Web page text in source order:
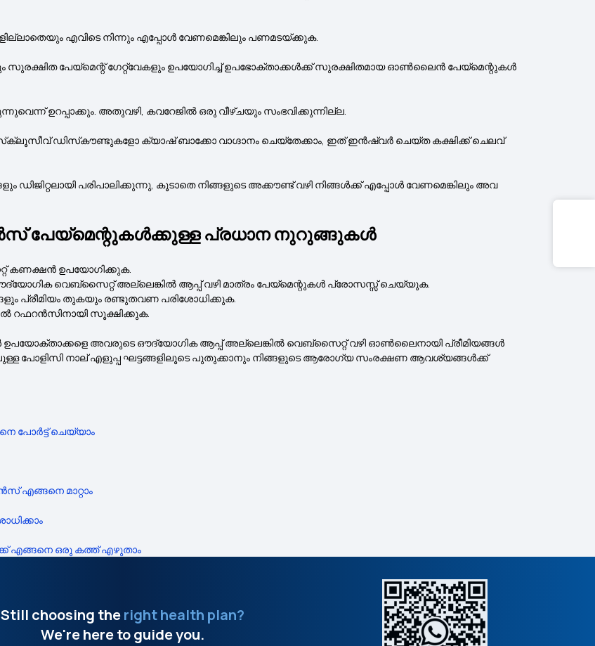
എവിടെ നിന്നും എപ്പോൾ വേണമെങ്കിലും പണമടയ്ക്കുക.
സുരക്ഷിത പേയ്‌മെന്റ് ഗേറ്റ്‌വേകളും ഉപയോഗിച്ച് ഉപഭോക്താക്കൾക്ക് സുരക്ഷിതമായ ഓൺലൈൻ പേയ്‌മെന്റുകൾ
ഉറപ്പാക്കും. അതുവഴി, കവറേജിൽ ഒരു വീഴ്ചയും സംഭവിക്കുന്നില്ല.
ഡിസ്‌കൗണ്ടുകളോ ക്യാഷ് ബാക്കോ വാഗ്ദാനം ചെയ്‌തേക്കാം, ഇത് ഇൻഷ്വർ ചെയ്‌ത കക്ഷിക്ക് ചെലവ്
ഡിജിറ്റലായി പരിപാലിക്കുന്നു, കൂടാതെ നിങ്ങളുടെ അക്കൗണ്ട് വഴി നിങ്ങൾക്ക് എപ്പോൾ വേണമെങ്കിലും അവ
പ്രധാന നുറുങ്ങുകൾ
കണക്ഷൻ ഉപയോഗിക്കുക.
വെബ്‌സൈറ്റ് അല്ലെങ്കിൽ ആപ്പ് വഴി മാത്രം പേയ്‌മെന്റുകൾ പ്രോസസ്സ് ചെയ്യുക.
പ്രീമിയം തുകയും രണ്ടുതവണ പരിശോധിക്കുക.
റഫറൻസിനായി സൂക്ഷിക്കുക.
ഉപയോക്താക്കളെ അവരുടെ ഔദ്യോഗിക ആപ്പ് അല്ലെങ്കിൽ വെബ്‌സൈറ്റ് വഴി ഓൺലൈനായി പ്രീമിയങ്ങൾ
പോളിസി നാല് എളുപ്പ ഘട്ടങ്ങളിലൂടെ പുതുക്കാനും നിങ്ങളുടെ ആരോഗ്യ സംരക്ഷണ ആവശ്യങ്ങൾക്ക്
ചെയ്യാം
എങ്ങനെ മാറ്റാം
എങ്ങനെ ഒരു കത്ത് എഴുതാം
Still choosing theright health plan?
We're here to guide you.